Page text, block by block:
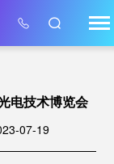
电技术博览会
07-19